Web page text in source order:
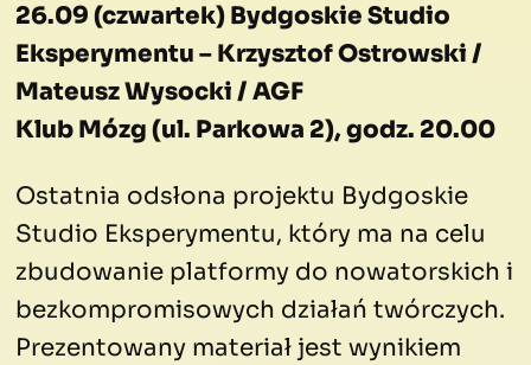
26.09 (czwartek) Bydgoskie Studio
Eksperymentu – Krzysztof Ostrowski /
Mateusz Wysocki / AGF
Klub Mózg (ul. Parkowa 2), godz. 20.00
Ostatnia odsłona projektu Bydgoskie
Studio Eksperymentu, który ma na celu
zbudowanie platformy do nowatorskich i
bezkompromisowych działań twórczych.
Prezentowany materiał jest wynikiem